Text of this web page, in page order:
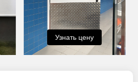
Узнать цену